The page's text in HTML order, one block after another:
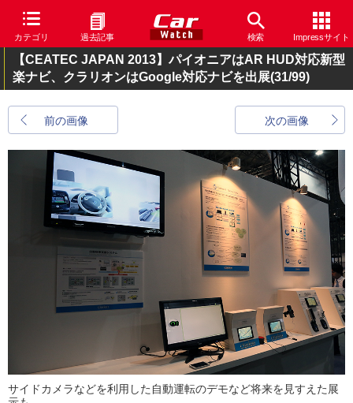
カテゴリ 過去記事 検索 Impressサイト
【CEATEC JAPAN 2013】パイオニアはAR HUD対応新型
楽ナビ、クラリオンはGoogle対応ナビを出展(31/99)
前の画像 次の画像
サイドカメラなどを利用した自動運転のデモなど将来を見すえた展